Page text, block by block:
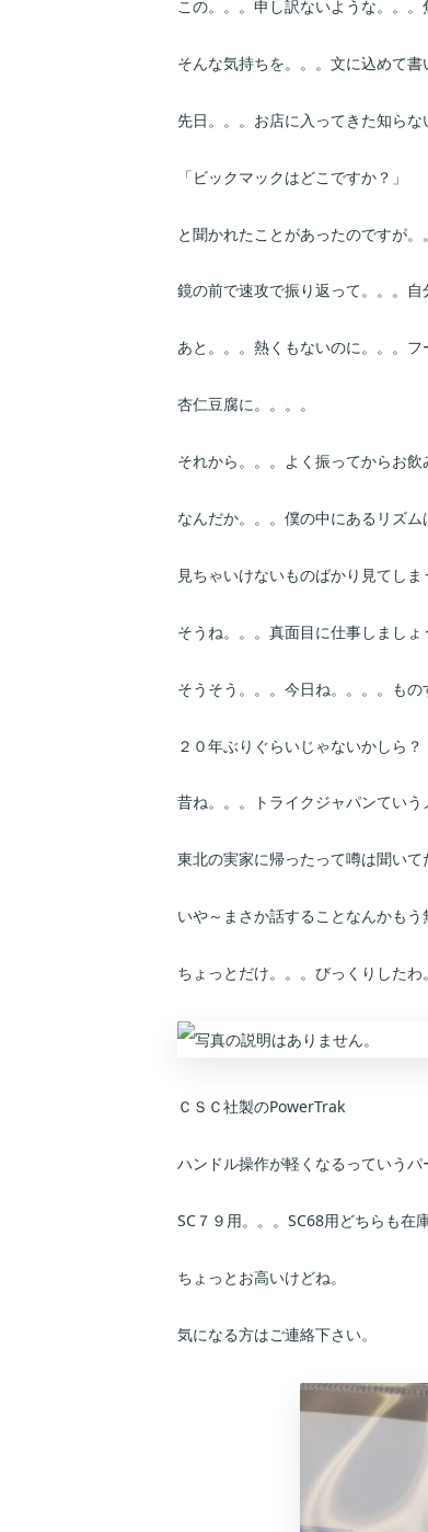
この。。。申し訳ないような。。
そんな気持ちを。。。文に込めて書
先日。。。お店に入ってきた知らな
「ビックマックはどこですか？」
と聞かれたことがあったのですが
鏡の前で速攻で振り返って。。。
あと。。。熱くもないのに。。。フ
杏仁豆腐に。。。。
それから。。。よく振ってからお
なんだか。。。僕の中にあるリズム
見ちゃいけないものばかり見てしま
そうね。。。真面目に仕事しましょ
そうそう。。。今日ね。。。。もの
２０年ぶりぐらいじゃないかしら？
昔ね。。。トライクジャパンてい
東北の実家に帰ったって噂は聞いて
いや～まさか話することなんかも
ちょっとだけ。。。びっくりした
ＣＳＣ社製のPowerTrak
ハンドル操作が軽くなるっていう
SC７９用。。。SC68用どちらも在
ちょっとお高いけどね。
気になる方はご連絡下さい。